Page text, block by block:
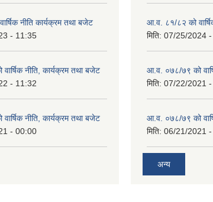
नीति कार्यक्रम तथा बजेट
- 11:35
नीति, कार्यक्रम तथा बजेट
- 11:32
नीति, कार्यक्रम तथा बजेट
- 00:00
आ.व. ८१/८२ को
मिति: 07/25/2024
आ.व. ०७८/७९ को
मिति: 07/22/2021
आ.व. ०७८/७९ को
मिति: 06/21/2021
अन्य